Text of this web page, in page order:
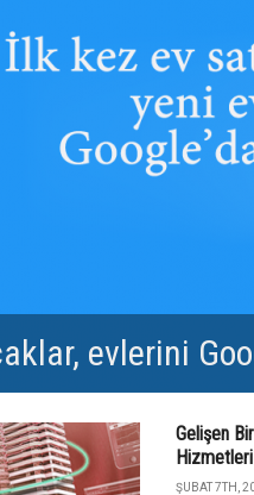
evlerini
Gelişen
Hizmetleri
ŞUBAT 7TH,